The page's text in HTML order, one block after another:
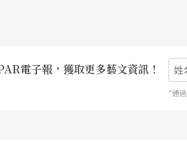
電子報，獲取更多藝文資訊！
*通